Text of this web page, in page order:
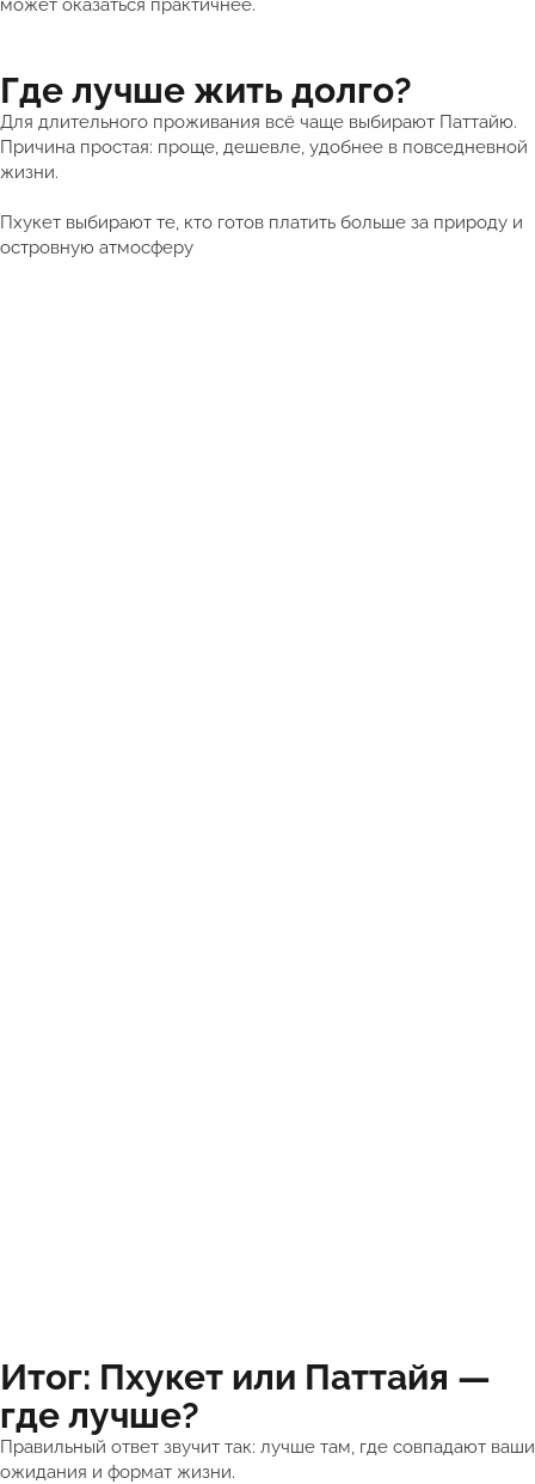
может оказаться практичнее.
Где лучше жить долго?
Для длительного проживания всё чаще выбирают Паттайю.
Причина простая: проще, дешевле, удобнее в повседневной
жизни.
Пхукет выбирают те, кто готов платить больше за природу и
островную атмосферу
Итог: Пхукет или Паттайя —
где лучше?
Правильный ответ звучит так: лучше там, где совпадают ваши
ожидания и формат жизни.